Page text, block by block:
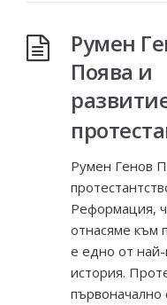
Румен
Поява и
Румен Генов
Реформация,
отнасяме към
е едно от
история.
първоначално